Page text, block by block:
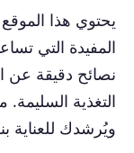
يحتوي هذا
المفيدة التي
نصائح دقيقة عن
التغذية
ويُرشدك